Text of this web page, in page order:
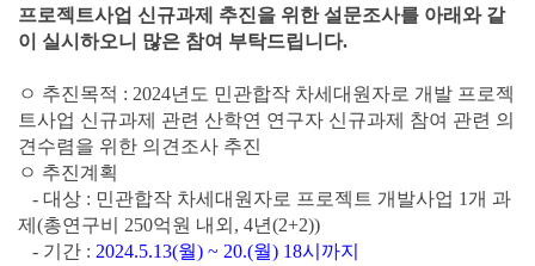
프로젝트사업 신규과제 추진을 위한 설문조사를 아래와 같
이 실시하오니 많은 참여 부탁드립니다.
ㅇ 추진목적 : 2024년도 민관합작 차세대원자로 개발 프로젝
트사업 신규과제 관련 산학연 연구자 신규과제 참여 관련 의
견수렴을 위한 의견조사 추진
ㅇ 추진계획
- 대상 : 민관합작 차세대원자로 프로젝트 개발사업 1개 과
제(총연구비 250억원 내외, 4년(2+2))
- 기간 : 2024.5.13(월) ~ 20.(월) 18시까지